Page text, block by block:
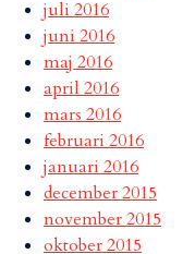
juli 2016
juni 2016
maj 2016
april 2016
mars 2016
februari 2016
januari 2016
december 2015
november 2015
oktober 2015